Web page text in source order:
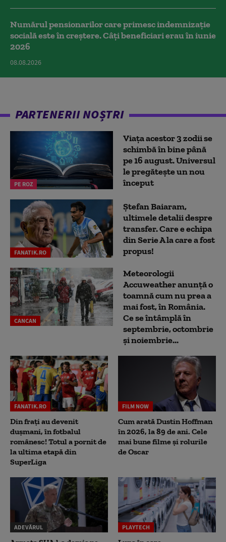
Numărul pensionarilor care primesc indemnizaţie
socială este în creștere. Câți beneficiari erau în iunie
2026
08.08.2026
PARTENERII NOȘTRI
PE ROZ
Viața acestor 3 zodii se
schimbă în bine până
pe 16 august. Universul
le pregătește un nou
început
FANATIK.RO
Ștefan Baiaram,
ultimele detalii despre
transfer. Care e echipa
din Serie A la care a fost
propus!
CANCAN
Meteorologii
Accuweather anunță o
toamnă cum nu prea a
mai fost, în România.
Ce se întâmplă în
septembrie, octombrie
și noiembrie...
FANATIK.RO
Din frați au devenit
dușmani, în fotbalul
românesc! Totul a pornit de
la ultima etapă din
SuperLiga
FILM NOW
Cum arată Dustin Hoffman
în 2026, la 89 de ani. Cele
mai bune filme și rolurile
de Oscar
ADEVĂRUL PLAYTECH